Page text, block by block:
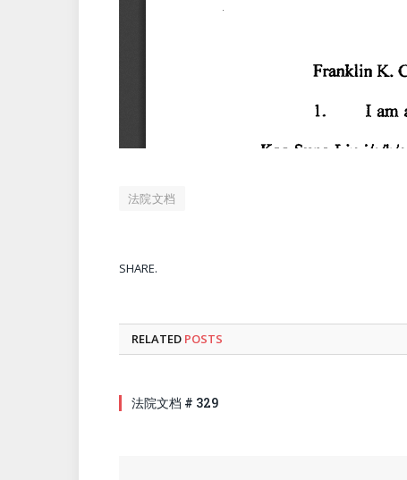
法院文档
SHARE.
RELATED POSTS
法院文档 # 329